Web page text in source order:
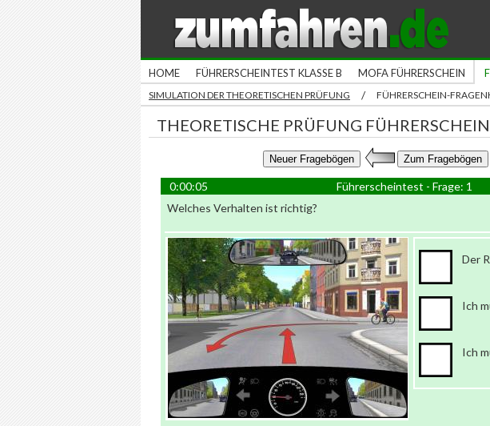
HOME FÜHRERSCHEINTEST KLASSE B MOFA FÜHRERSCHEIN
SIMULATION DER THEORETISCHEN PRÜFUNG / FÜHRERSCHEIN-
THEORETISCHE PRÜFUNG
0:00:05 Führerscheintest - Frage: 1
Welches Verhalten ist richtig?
Der
Ich
Ich